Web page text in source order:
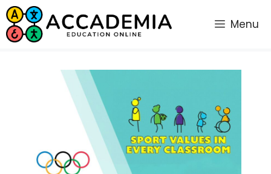
Saltar
al
contenido
Menu